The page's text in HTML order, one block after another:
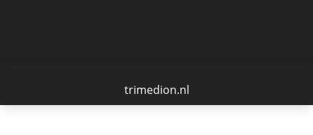
trimedion.nl